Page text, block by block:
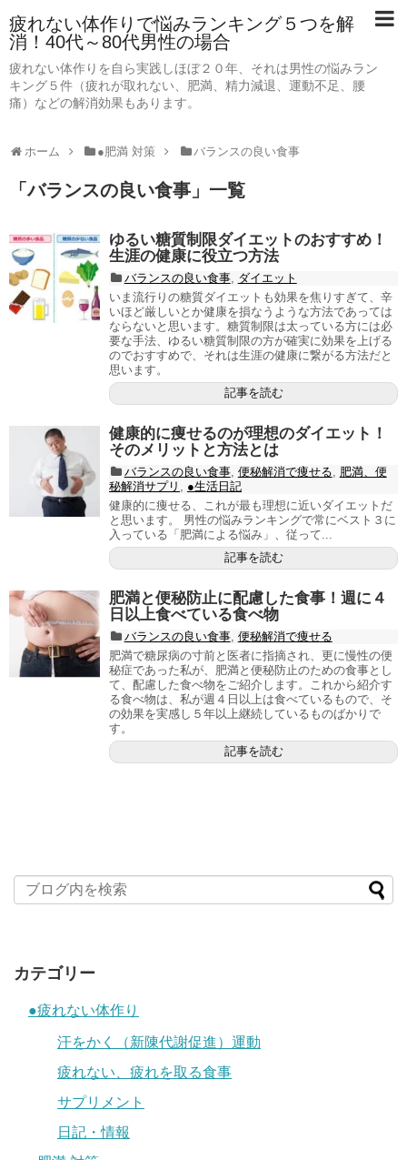
疲れない体作りで悩みランキング５つを解
消！40代～80代男性の場合
疲れない体作りを自ら実践しほぼ２０年、それは男性の悩みラン
キング５件（疲れが取れない、肥満、精力減退、運動不足、腰
痛）などの解消効果もあります。
ホーム ●肥満 対策 バランスの良い食事
「バランスの良い食事 」 一覧
ゆるい糖質制限ダイエットのおすすめ！
生涯の健康に役立つ方法
バランスの良い食事, ダイエット
いま流行りの糖質ダイエットも効果を焦りすぎて、辛
いほど厳しいとか健康を損なうような方法であっては
ならないと思います。糖質制限は太っている方には必
要な手法、ゆるい糖質制限の方が確実に効果を上げる
のでおすすめで、それは生涯の健康に繋がる方法だと
思います。
記事を読む
健康的に痩せるのが理想のダイエット！
そのメリットと方法とは
バランスの良い食事, 便秘解消で痩せる, 肥満、便
秘解消サプリ , ●生活日記
健康的に痩せる、これが最も理想に近いダイエットだ
と思います。 男性の悩みランキングで常にベスト３に
入っている「肥満による悩み」、従って...
記事を読む
肥満と便秘防止に配慮した食事！週に４
日以上食べている食べ物
バランスの良い食事, 便秘解消で痩せる
肥満で糖尿病の寸前と医者に指摘され、更に慢性の便
秘症であった私が、肥満と便秘防止のための食事とし
て、配慮した食べ物をご紹介します。これから紹介す
る食べ物は、私が週４日以上は食べているもので、そ
の効果を実感し５年以上継続しているものばかりで
す。
記事を読む
カテゴリー
●疲れない体作り
汗をかく（新陳代謝促進）運動
疲れない、疲れを取る食事
サプリメント
日記・情報